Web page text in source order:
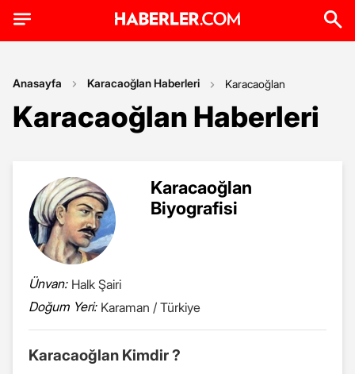
Anasayfa Karacaoğlan Haberleri Karacaoğlan
Karacaoğlan Haberleri
Karacaoğlan
Biyografisi
Ünvan: Halk Şairi
Doğum Yeri: Karaman / Türkiye
Karacaoğlan Kimdir ?